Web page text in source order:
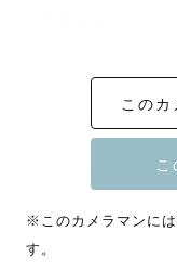
・お宮参りってま
・イヤイヤ期だけ
・七五三におすす
などなど、ママパ
一生の思い出にな
このカ
※このカメラマンに
す。